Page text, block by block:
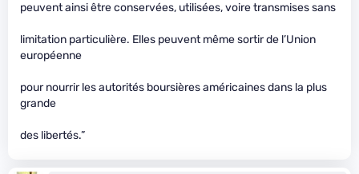
peuvent ainsi être conservées, utilisées, voire transmises sans
limitation particulière. Elles peuvent même sortir de l’Union
européenne
pour nourrir les autorités boursières américaines dans la plus
grande
des libertés.”